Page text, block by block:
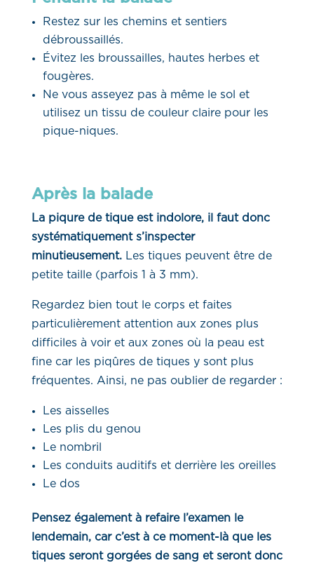
Restez sur les chemins et sentiers
débroussaillés.
Évitez les broussailles, hautes herbes et
fougères.
Ne vous asseyez pas à même le sol et
utilisez un tissu de couleur claire pour les
pique-niques.
Après la balade
La piqure de tique est indolore, il faut donc
systématiquement s’inspecter
minutieusement. Les tiques peuvent être de
petite taille (parfois 1 à 3 mm).
Regardez bien tout le corps et faites
particulièrement attention aux zones plus
difficiles à voir et aux zones où la peau est
fine car les piqûres de tiques y sont plus
fréquentes. Ainsi, ne pas oublier de regarder :
Les aisselles
Les plis du genou
Le nombril
Les conduits auditifs et derrière les oreilles
Le dos
Pensez également à refaire l’examen le
lendemain, car c’est à ce moment-là que les
tiques seront gorgées de sang et seront donc